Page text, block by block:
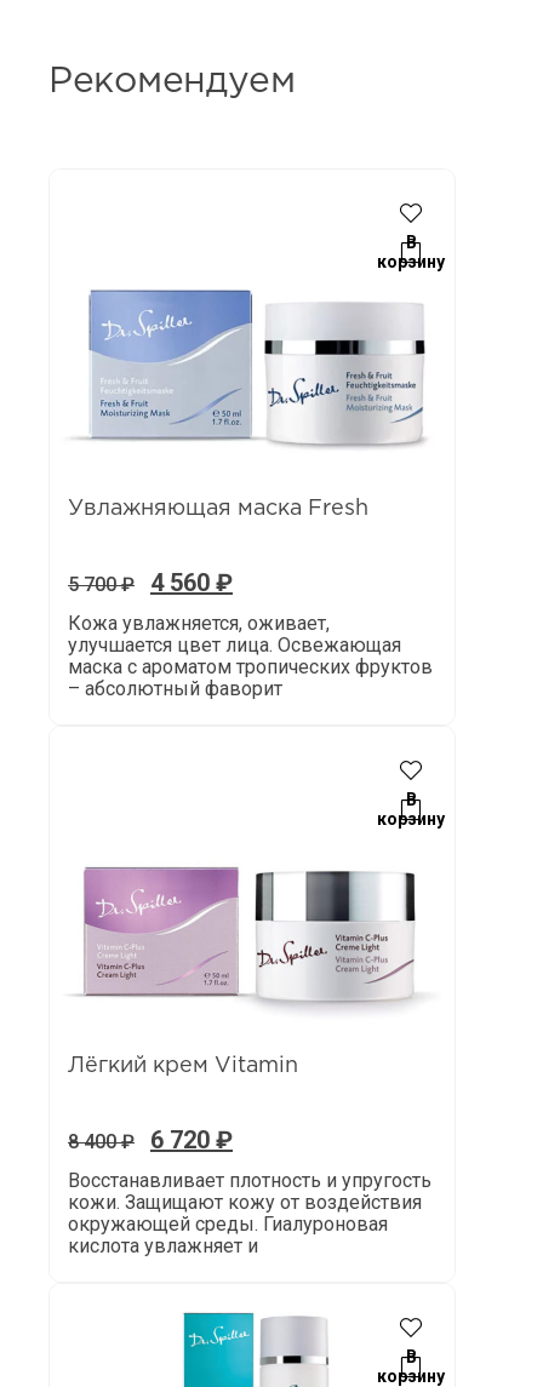
Рекомендуем
В
корзину
Увлажняющая маска Fresh
5 700₽ 4 560 ₽
Кожа увлажняется, оживает,
улучшается цвет лица. Освежающая
маска с ароматом тропических фруктов
– абсолютный фаворит
В
корзину
Лёгкий крем Vitamin
8 400₽ 6 720 ₽
Восстанавливает плотность и упругость
кожи. Защищают кожу от воздействия
окружающей среды. Гиалуроновая
кислота увлажняет и
В
корзину